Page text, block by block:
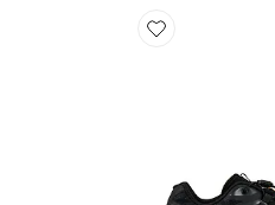
Favorite